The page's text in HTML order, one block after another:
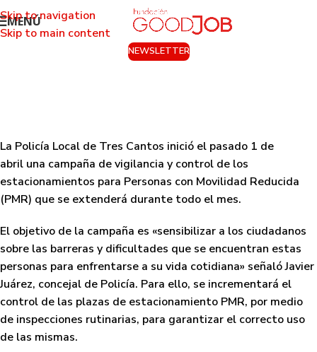
Skip to navigation
Skip to main content
MENÚ
NEWSLETTER
La Policía Local de Tres Cantos inició el pasado 1 de
abril una campaña de vigilancia y control de los
estacionamientos para Personas con Movilidad Reducida
(PMR) que se extenderá durante todo el mes.
El objetivo de la campaña es «sensibilizar a los ciudadanos
sobre las barreras y dificultades que se encuentran estas
personas para enfrentarse a su vida cotidiana» señaló Javier
Juárez, concejal de Policía. Para ello, se incrementará el
control de las plazas de estacionamiento PMR, por medio
de inspecciones rutinarias, para garantizar el correcto uso
de las mismas.